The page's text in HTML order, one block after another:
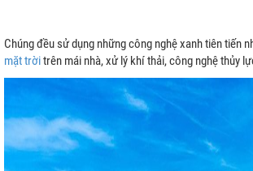
Chúng đều sử dụng những công nghệ xanh tiên tiến
mặt trờitrên mái nhà, xử lý khí thải, công nghệ thủy